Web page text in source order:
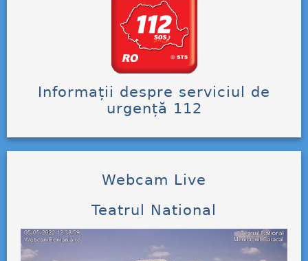
Informații despre serviciul de
urgență 112
Webcam Live
Teatrul National